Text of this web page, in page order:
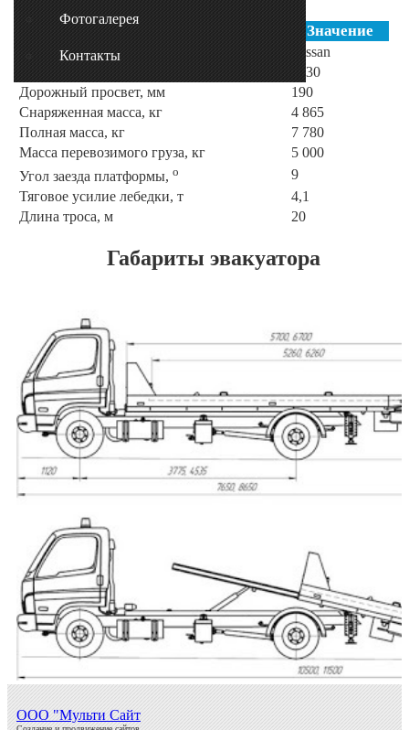
Фотогалерея
Контакты
Наименование параметра Значение
Базовое шасси
Nissan
4830
Дорожный просвет, мм
190
Снаряженная масса, кг
4 865
Полная масса, кг
7 780
Масса перевозимого груза, кг
5 000
Угол заезда платформы, о
9
Тяговое усилие лебедки, т
4,1
Длина троса, м
20
Габариты эвакуатора
ООО "Мульти Сайт